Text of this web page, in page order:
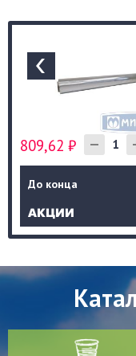
809,62 ₽ 1
До конца
АКЦИИ